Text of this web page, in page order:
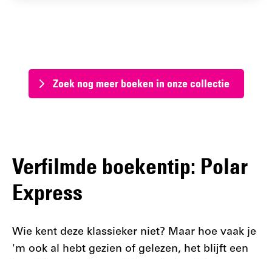
Zoek nog meer boeken in onze collectie
Verfilmde boekentip: Polar
Express
Wie kent deze klassieker niet? Maar hoe vaak je
'm ook al hebt gezien of gelezen, het blijft een